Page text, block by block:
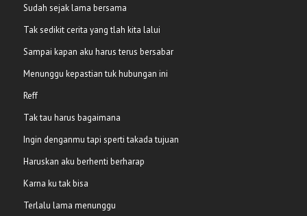
Sudah sejak lama bersama
Tak sedikit cerita yang tlah kita lalui
Sampai kapan aku harus terus bersabar
Menunggu kepastian tuk hubungan ini
Reff
Tak tau harus bagaimana
Ingin denganmu tapi sperti takada tujuan
Haruskan aku berhenti berharap
Karna ku tak bisa
Terlalu lama menunggu